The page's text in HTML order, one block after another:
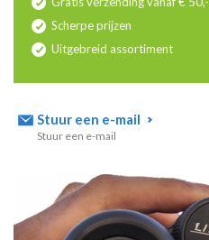
Scherpe prijzen
Uitgebreid assortiment
Stuur een e-mail
Stuur een e-mail